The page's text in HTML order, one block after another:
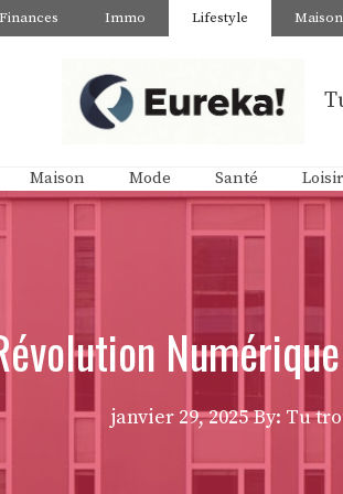
Finances Immo Lifestyle Maison
Maison Mode Santé
janvier 29, 2025 By: Tu